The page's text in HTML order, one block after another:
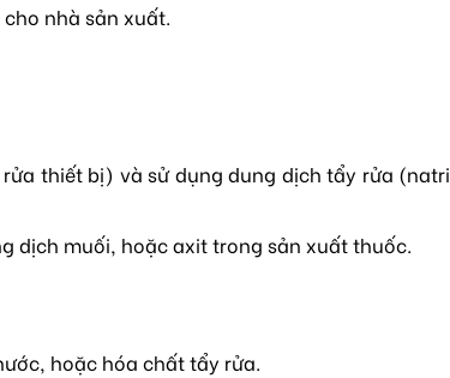
nhà sản xuất.
thiết bị) và sử dụng dung dịch tẩy rửa (natri
dịch muối, hoặc axit trong sản xuất thuốc.
hoặc hóa chất tẩy rửa.